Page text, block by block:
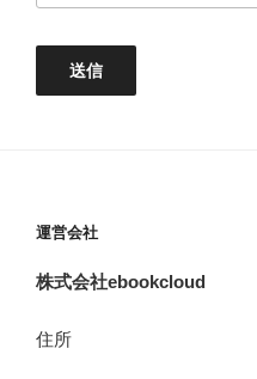
運営会社
株式会社ebookcloud
住所